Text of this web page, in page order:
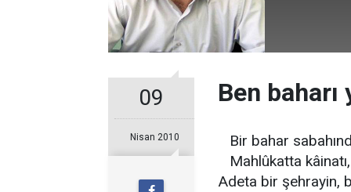
09
Nisan 2010
Ben baharı
Bir bahar
Mahlûkatta
Adeta bir şehrayin,